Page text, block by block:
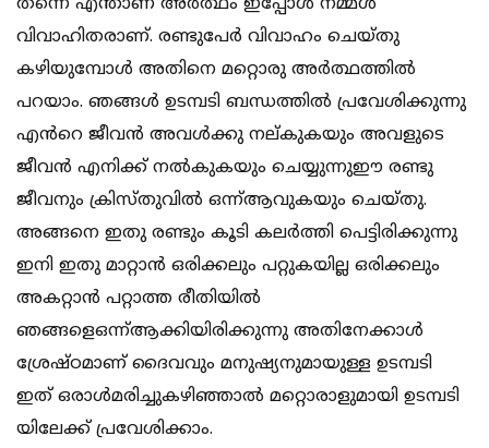
തന്നെ എന്താണ് അർത്ഥം ഇപ്പോൾ നമ്മൾ
വിവാഹിതരാണ്. രണ്ടുപേർ വിവാഹം ചെയ്തു
കഴിയുമ്പോൾ അതിനെ മറ്റൊരു അർത്ഥത്തിൽ
പറയാം. ഞങ്ങൾ ഉടമ്പടി ബന്ധത്തിൽ പ്രവേശിക്കുന്നു
എൻറെ ജീവൻ അവൾക്കു നല്കുകയും അവളുടെ
ജീവൻ എനിക്ക് നൽകുകയും ചെയ്യുന്നുഈ രണ്ടു
ജീവനും ക്രിസ്തുവിൽ ഒന്ന്ആവുകയും ചെയ്തു.
അങ്ങനെ ഇതു രണ്ടും കൂടി കലർത്തി പെട്ടിരിക്കുന്നു
ഇനി ഇതു മാറ്റാൻ ഒരിക്കലും പറ്റുകയില്ല ഒരിക്കലും
അകറ്റാൻ പറ്റാത്ത രീതിയിൽ
ഞങ്ങളെഒന്ന്ആക്കിയിരിക്കുന്നു അതിനേക്കാൾ
ശ്രേഷ്ഠമാണ് ദൈവവും മനുഷ്യനുമായുള്ള ഉടമ്പടി
ഇത് ഒരാൾമരിച്ചുകഴിഞ്ഞാൽ മറ്റൊരാളുമായി ഉടമ്പടി
യിലേക്ക് പ്രവേശിക്കാം.